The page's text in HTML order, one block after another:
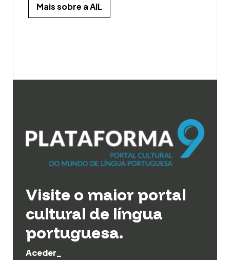
Mais sobre a AIL
Visite o maior portal
cultural de língua
portuguesa.
Aceder_